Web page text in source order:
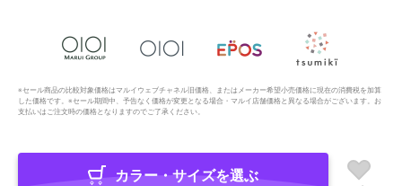
※セール商品の比較対象価格はマルイウェブチャネル旧価格、またはメーカー希望小売価格に現在の消費税を加算
した価格です。※セール期間中、予告なく価格が変更となる場合・マルイ店舗価格と異なる場合がございます。お
支払いはご注文時の価格となりますのでご了承ください。
Copyright All Rights Reserved. MARUI Co., Ltd
カラー・サイズを選ぶ